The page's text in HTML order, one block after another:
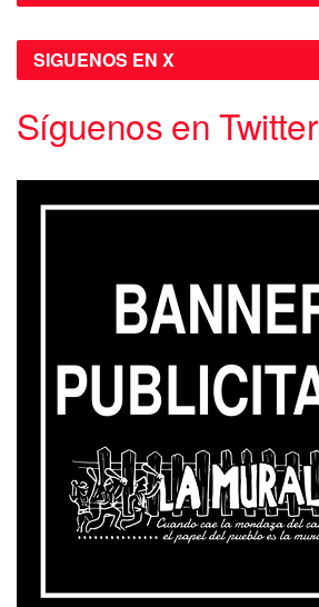
SIGUENOS EN X
Síguenos en Twitter